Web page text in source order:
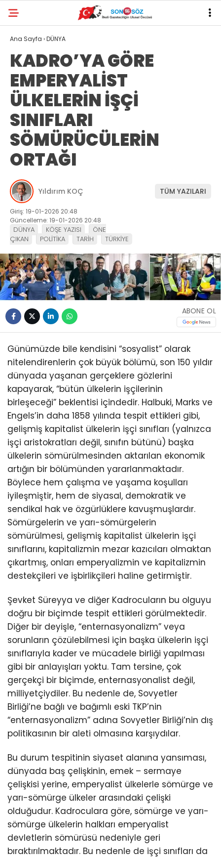
Ana Sayfa ›DÜNYA
KADRO’YA GÖRE
EMPERYALİST
ÜLKELERİN İŞÇİ
SINIFLARI
SÖMÜRÜCÜLERİN
ORTAĞI
Yıldırım KOÇ TÜM YAZILARI
Giriş: 19-01-2026 20:48
Güncelleme: 19-01-2026 20:48
DÜNYA KÖŞE YAZISI
ÖNE
ÇIKAN
POLİTİKA TARİH TÜRKİYE
ABONE OL
Günümüzde bile kendisini “sosyalist” olarak
nitelendirenlerin çok büyük bölümü, son 150 yıldır
dünyada yaşanan gerçeklere gözlerini
kapayarak, “bütün ülkelerin işçilerinin
birleşeceği” beklentisi içindedir. Halbuki, Marks ve
Engels’in daha 1858 yılında tespit ettikleri gibi,
gelişmiş kapitalist ülkelerin işçi sınıfları (yalnızca
işçi aristokratları değil, sınıfın bütünü) başka
ülkelerin sömürülmesinden aktarılan ekonomik
artığın bir bölümünden yararlanmaktadır.
Böylece hem çalışma ve yaşama koşulları
iyileşmiştir, hem de siyasal, demokratik ve
sendikal hak ve özgürlüklere kavuşmuşlardır.
Sömürgelerin ve yarı-sömürgelerin
sömürülmesi, gelişmiş kapitalist ülkelerin işçi
sınıflarını, kapitalizmin mezar kazıcıları olmaktan
çıkartmış, onları emperyalizmin ve kapitalizmin
destekçileri ve işbirlikçileri haline getirmiştir.
Şevket Süreyya ve diğer Kadrocuların bu olguyu
doğru bir biçimde tespit ettikleri görülmektedir.
Diğer bir deyişle, “enternasyonalizm” veya
sorunların çözülebilmesi için başka ülkelerin işçi
sınıflarıyla kader ve mücadele birliği yapılması
gibi bir anlayışları yoktu. Tam tersine, çok
gerçekçi bir biçimde, enternasyonalist değil,
milliyetçiydiler. Bu nedenle de, Sovyetler
Birliği’ne bağlı ve bağımlı eski TKP’nin
“enternasyonalizm” adına Sovyetler Birliği’nin dış
politikasının bir aleti olmasına karşıydılar.
Bu durum tespitinin siyaset alanına yansıması,
dünyada baş çelişkinin, emek – sermaye
çelişkisi yerine, emperyalist ülkelerle sömürge ve
yarı-sömürge ülkeler arasındaki çelişki
olduğudur. Kadroculara göre, sömürge ve yarı-
sömürge ülkelerin halkları emperyalist
devletlerin sömürüsü nedeniyle geri
bıraktırılmaktadır. Bu nedenle de işçi sınıfları da